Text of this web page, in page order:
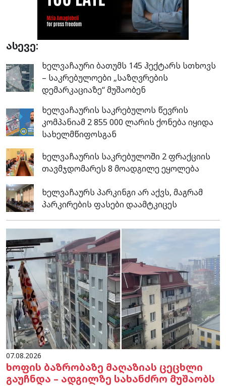
ასევე:
ხელვაჩაური ბათუმს 145 ჰექტარს სთხოვს
– საკრებულოები „საზღვრების
დემარკაციაზე“ მუშაობენ
ხელვაჩაურის საკრებულოს წევრის
კომპანიამ 2 855 000 ლარის ქონება იყიდა
სახელმწიფოსგან
ხელვაჩაურის საკრებულოში 2 ფრაქციის
თავმჯდომარეს 8 მოადგილე ეყოლება
ხელვაჩაურს პარკინგი არ აქვს, მაგრამ
პარკირების ფასები დაამტკიცეს
07.08.2026
ხოფის ბაზრობაზე მაღაზიას ცეცხლი
გაუჩნდა – ადგილზე სახანძრო მუშაობს